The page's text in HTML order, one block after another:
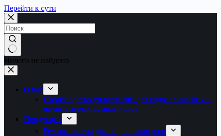
Перейти к сути
Ничего не найдено
О нас
Производство уплотнений для гидравлических и
пневматических цилиндров
Продукция
Ремкомплекты для гидроцилиндров